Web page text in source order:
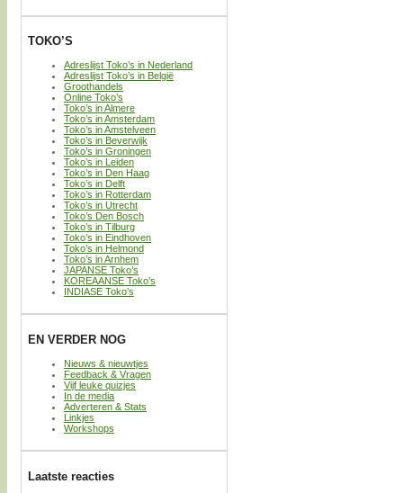
TOKO’S
Adreslijst Toko’s in Nederland
Adreslijst Toko’s in België
Groothandels
Online Toko’s
Toko’s in Almere
Toko’s in Amsterdam
Toko’s in Amstelveen
Toko’s in Beverwijk
Toko’s in Groningen
Toko’s in Leiden
Toko’s in Den Haag
Toko’s in Delft
Toko’s in Rotterdam
Toko’s in Utrecht
Toko’s Den Bosch
Toko’s in Tilburg
Toko’s in Eindhoven
Toko’s in Helmond
Toko’s in Arnhem
JAPANSE Toko’s
KOREAANSE Toko’s
INDIASE Toko’s
EN VERDER NOG
Nieuws & nieuwtjes
Feedback & Vragen
Vijf leuke quizjes
In de media
Adverteren & Stats
Linkjes
Workshops
Laatste reacties